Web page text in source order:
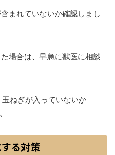
まれていないか確認しまし
場合は、早急に獣医に相談
ねぎが入っていないか
る対策